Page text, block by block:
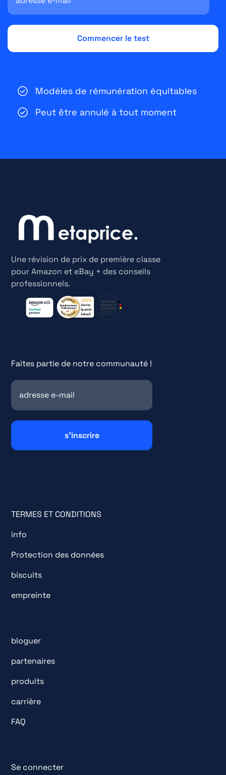
Modèles de rémunération équitables
Peut être annulé à tout moment
Une révision de prix de première classe
pour Amazon et eBay + des conseils
professionnels.
Faites partie de notre communauté !
TERMES ET CONDITIONS
info
Protection des données
biscuits
empreinte
bloguer
partenaires
produits
carrière
FAQ
Se connecter